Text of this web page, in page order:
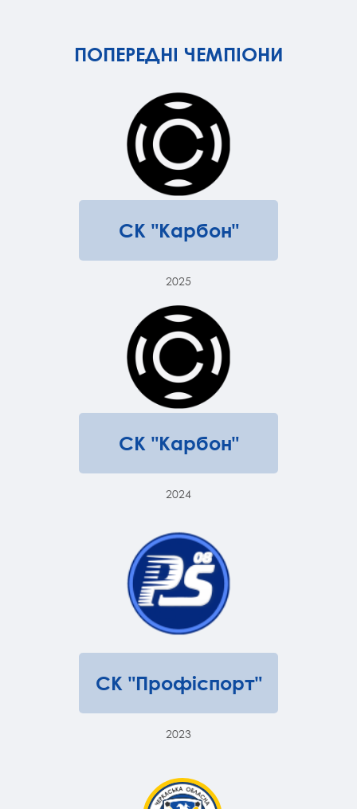
ПОПЕРЕДНІ ЧЕМПІОНИ
СК "Карбон"
2025
СК "Карбон"
2024
СК "Профіспорт"
2023